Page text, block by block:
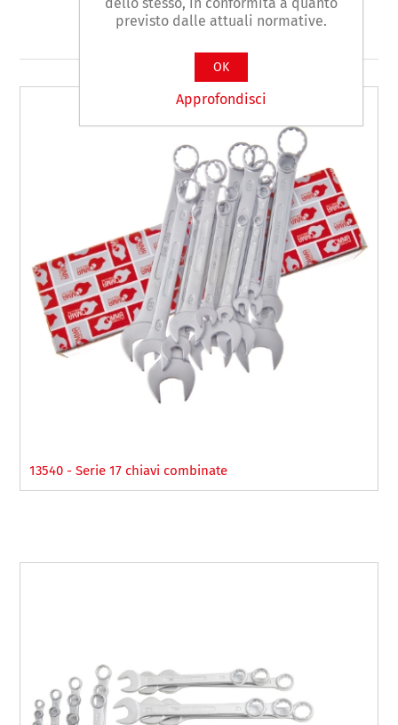
Prodotti correlati
13540 - Serie 17 chiavi combinate
previsto dalle attuali normative.
OK
Approfondisci